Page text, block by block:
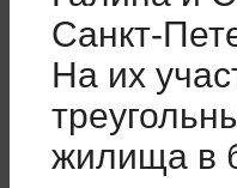
Санкт-
На их
жилища в